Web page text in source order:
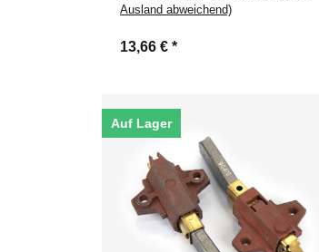
Ausland abweichend)
13,66 € *
Auf Lager